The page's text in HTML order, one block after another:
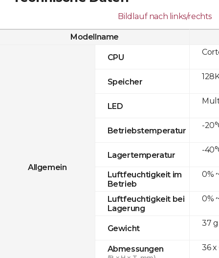
Bildlauf nach links/rechts
Modellname
Allgemein
CPU
Speicher
LED
Betriebstemperatur
Lagertemperatur
Luftfeuchtigkeit im
Betrieb
Luftfeuchtigkeit bei
Lagerung
Gewicht
Abmessungen
-
-
0%
0%
37 g
36 x